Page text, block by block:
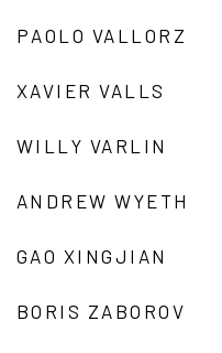
PAOLO VALLORZ
XAVIER VALLS
WILLY VARLIN
ANDREW WYETH
GAO XINGJIAN
BORIS ZABOROV